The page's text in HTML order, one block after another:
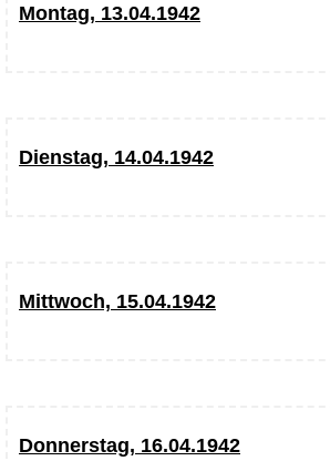
Montag, 13.04.1942
Dienstag, 14.04.1942
Mittwoch, 15.04.1942
Donnerstag, 16.04.1942